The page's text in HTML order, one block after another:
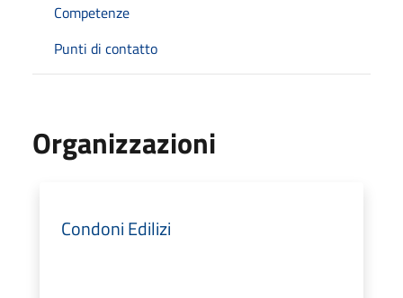
Competenze
Punti di contatto
Organizzazioni
Condoni Edilizi